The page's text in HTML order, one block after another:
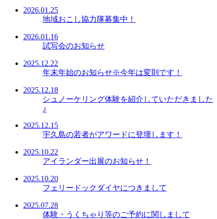
2026.01.25
地域おこし協力隊募集中！
2026.01.16
試写会のお知らせ
2025.12.22
年末年始のお知らせ※今年は変則です！
2025.12.18
シュノーケリング体験を紹介していただきました
♪
2025.12.15
宇久島の若者がアワードに登壇します！
2025.10.22
アイランダー出展のお知らせ！
2025.10.20
フェリードックダイヤにつきまして
2025.07.28
体験・うくちゃり等のご予約に関しまして